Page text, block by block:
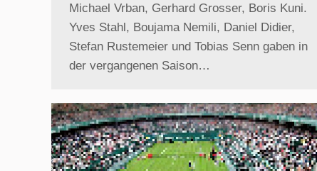
Michael Vrban, Gerhard Grosser, Boris Kuni.
Yves Stahl, Boujama Nemili, Daniel Didier,
Stefan Rustemeier und Tobias Senn gaben in
der vergangenen Saison…